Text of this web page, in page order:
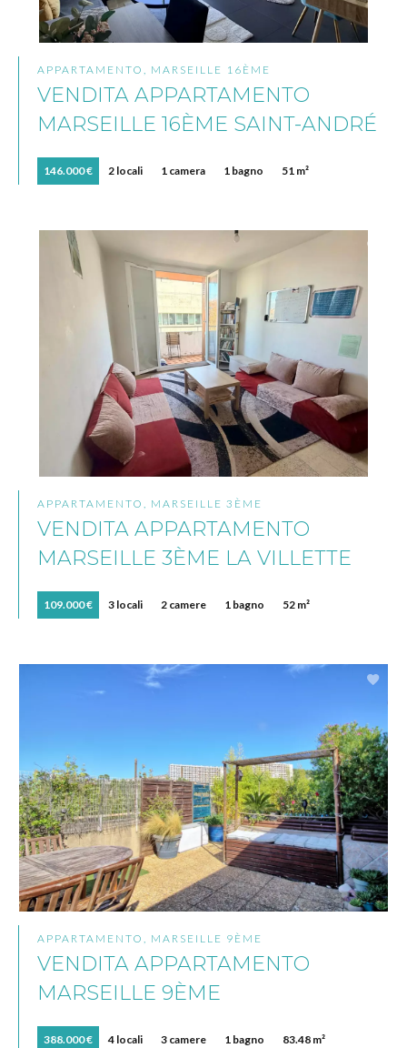
APPARTAMENTO, MARSEILLE 16ÈME
VENDITA APPARTAMENTO
MARSEILLE 16ÈME SAINT-ANDRÉ
146.000 € 2 locali 1 camera 1 bagno 51 m²
APPARTAMENTO, MARSEILLE 3ÈME
VENDITA APPARTAMENTO
MARSEILLE 3ÈME LA VILLETTE
109.000 € 3 locali 2 camere 1 bagno 52 m²
APPARTAMENTO, MARSEILLE 9ÈME
VENDITA APPARTAMENTO
MARSEILLE 9ÈME
388.000 € 4 locali 3 camere 1 bagno 83.48 m²